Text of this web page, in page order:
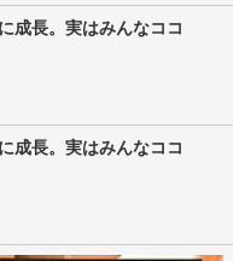
成長。実はみんなココ
成長。実はみんなココ